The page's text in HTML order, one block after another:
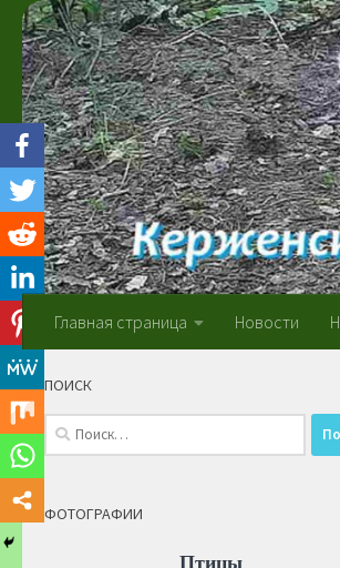
Skip to content
Главная страница Новости
ПОИСК
Найти:
ФОТОГРАФИИ
Птицы